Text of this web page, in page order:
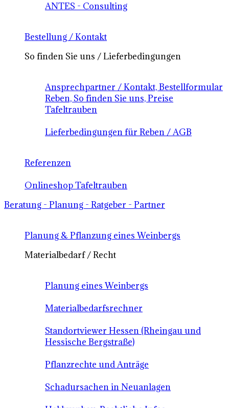
ANTES - Consulting
Bestellung / Kontakt
So finden Sie uns / Lieferbedingungen
Ansprechpartner / Kontakt, Bestellformular
Reben, So finden Sie uns, Preise
Tafeltrauben
Lieferbedingungen für Reben / AGB
Referenzen
Onlineshop Tafeltrauben
Beratung - Planung - Ratgeber - Partner
Planung & Pflanzung eines Weinbergs
Materialbedarf / Recht
Planung eines Weinbergs
Materialbedarfsrechner
Standortviewer Hessen (Rheingau und
Hessische Bergstraße)
Pflanzrechte und Anträge
Schadursachen in Neuanlagen